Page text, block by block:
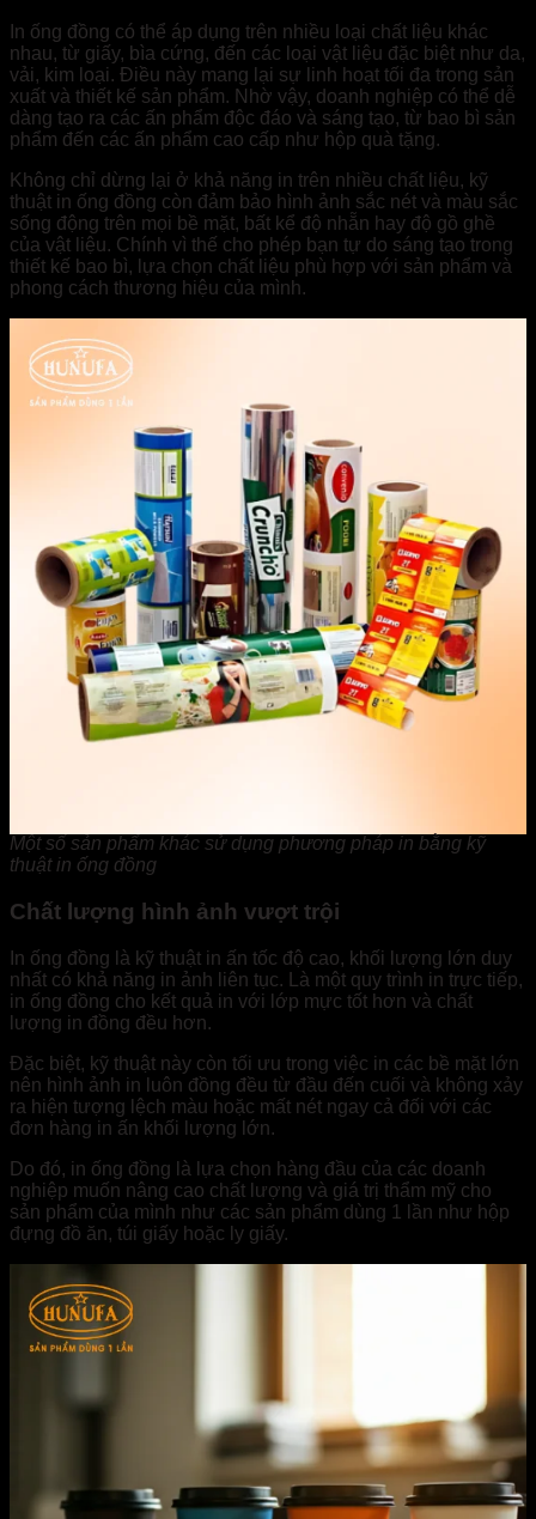
In ống đồng có thể áp dụng trên nhiều loại chất liệu khác
nhau, từ giấy, bìa cứng, đến các loại vật liệu đặc biệt như da,
vải, kim loại. Điều này mang lại sự linh hoạt tối đa trong sản
xuất và thiết kế sản phẩm. Nhờ vậy, doanh nghiệp có thể dễ
dàng tạo ra các ấn phẩm độc đáo và sáng tạo, từ bao bì sản
phẩm đến các ấn phẩm cao cấp như hộp quà tặng.
Không chỉ dừng lại ở khả năng in trên nhiều chất liệu, kỹ
thuật in ống đồng còn đảm bảo hình ảnh sắc nét và màu sắc
sống động trên mọi bề mặt, bất kể độ nhẵn hay độ gồ ghề
của vật liệu. Chính vì thế cho phép bạn tự do sáng tạo trong
thiết kế bao bì, lựa chọn chất liệu phù hợp với sản phẩm và
phong cách thương hiệu của mình.
Một số sản phẩm khác sử dụng phương pháp in bằng kỹ
thuật in ống đồng
Chất lượng hình ảnh vượt trội
In ống đồng là kỹ thuật in ấn tốc độ cao, khối lượng lớn duy
nhất có khả năng in ảnh liên tục. Là một quy trình in trực tiếp,
in ống đồng cho kết quả in với lớp mực tốt hơn và chất
lượng in đồng đều hơn.
Đặc biệt, kỹ thuật này còn tối ưu trong việc in các bề mặt lớn
nên hình ảnh in luôn đồng đều từ đầu đến cuối và không xảy
ra hiện tượng lệch màu hoặc mất nét ngay cả đối với các
đơn hàng in ấn khối lượng lớn.
Do đó, in ống đồng là lựa chọn hàng đầu của các doanh
nghiệp muốn nâng cao chất lượng và giá trị thẩm mỹ cho
sản phẩm của mình như các sản phẩm dùng 1 lần như hộp
đựng đồ ăn, túi giấy hoặc ly giấy.